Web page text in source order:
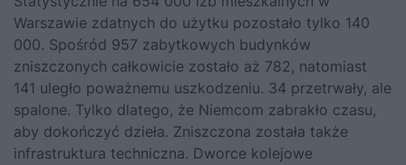
Warszawie zdatnych do użytku pozostało tylko 140
000. Spośród 957 zabytkowych budynków
zniszczonych całkowicie zostało aż 782, natomiast
141 uległo poważnemu uszkodzeniu. 34 przetrwały, ale
spalone. Tylko dlatego, że Niemcom zabrakło czasu,
aby dokończyć dzieła. Zniszczona została także
infrastruktura techniczna. Dworce kolejowe